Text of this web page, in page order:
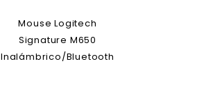
Mouse Logitech
Signature M650
Inalámbrico/Bluetooth